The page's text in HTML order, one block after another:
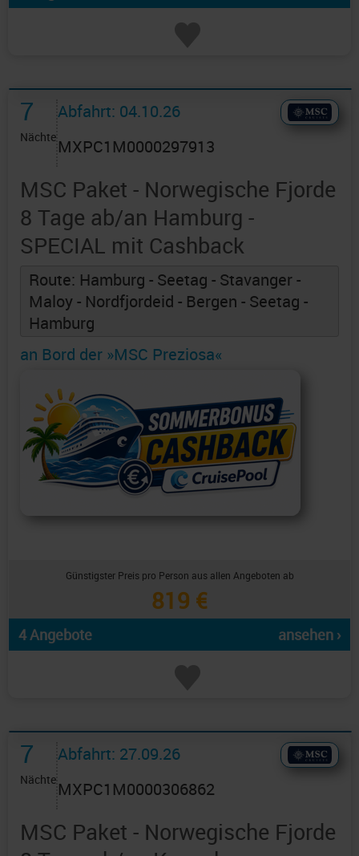
7
Nächte
Abfahrt: 04.10.26
MXPC1M0000297913
MSC Paket - Norwegische Fjorde
8 Tage ab/an Hamburg -
SPECIAL mit Cashback
Route: Hamburg - Seetag - Stavanger -
Maloy - Nordfjordeid - Bergen - Seetag -
Hamburg
an Bord der »MSC Preziosa«
Günstigster Preis pro Person aus allen Angeboten ab
819 €
4 Angebote ansehen ›
7
Nächte
Abfahrt: 27.09.26
MXPC1M0000306862
MSC Paket - Norwegische Fjorde